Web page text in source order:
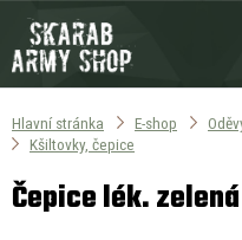
Hlavní stránka E-shop
Kšiltovky, čepice
Čepice lék. zelená